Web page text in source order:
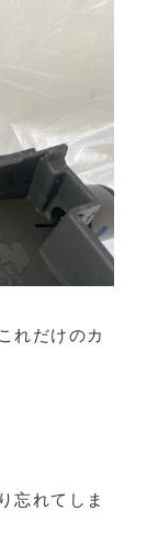
れだけのカ
忘れてしま